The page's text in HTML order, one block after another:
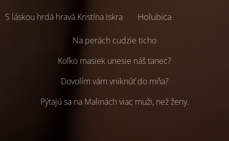
S láskou hrdá hravá Kristína Iskra Holubica
Na perách cudzie ticho
Koľko masiek unesie náš tanec?
Dovolím vám vniknúť do mňa?
Pýtajú sa na Malinách viac muži, než ženy.